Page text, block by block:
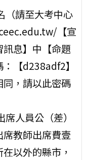
（請至大考中心
【宣
息】中【命題
【d238adf2】
同，請以此密碼
人員公（差）
教師出席費壹
以外的縣市，